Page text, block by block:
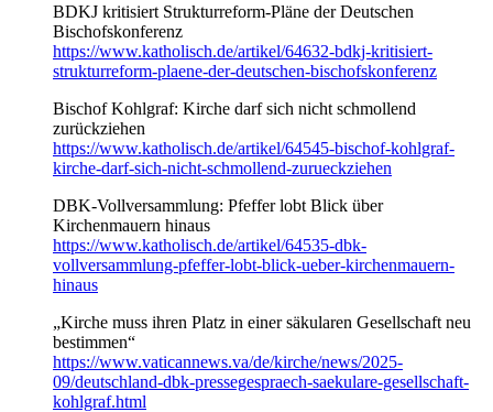
BDKJ kritisiert Strukturreform-Pläne der Deutschen
Bischofskonferenz
https://www.katholisch.de/artikel/64632-bdkj-kritisiert-
strukturreform-plaene-der-deutschen-bischofskonferenz
Bischof Kohlgraf: Kirche darf sich nicht schmollend
zurückziehen
https://www.katholisch.de/artikel/64545-bischof-kohlgraf-
kirche-darf-sich-nicht-schmollend-zurueckziehen
DBK-Vollversammlung: Pfeffer lobt Blick über
Kirchenmauern hinaus
https://www.katholisch.de/artikel/64535-dbk-
vollversammlung-pfeffer-lobt-blick-ueber-kirchenmauern-
hinaus
„Kirche muss ihren Platz in einer säkularen Gesellschaft neu
bestimmen“
https://www.vaticannews.va/de/kirche/news/2025-
09/deutschland-dbk-pressegespraech-saekulare-gesellschaft-
kohlgraf.html